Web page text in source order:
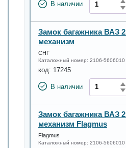
В наличии
Замок багажника ВАЗ
механизм
СНГ
Каталожный номер: 2106-5606010
код: 17245
В наличии
Замок багажника ВАЗ
механизм Flagmus
Flagmus
Каталожный номер: 2106-5606010